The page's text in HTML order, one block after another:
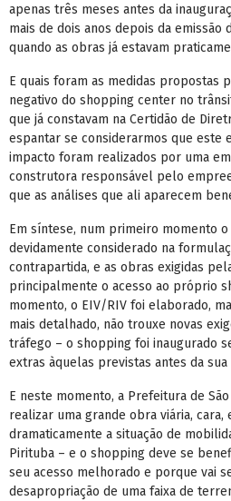
apenas três meses antes da
mais de dois anos depois da emissão
quando as obras já estavam
E quais foram as medidas propostas
negativo do shopping center no
que já constavam na Certidão de
espantar se considerarmos que este
impacto foram realizados por uma
construtora responsável pelo
que as análises que ali aparecem
Em síntese, num primeiro momento
devidamente considerado na
contrapartida, e as obras exigidas
principalmente o acesso ao próprio
momento, o EIV/RIV foi elaborado,
mais detalhado, não trouxe novas
tráfego – o shopping foi inaugurado
extras àquelas previstas antes da sua
E neste momento, a Prefeitura de
realizar uma grande obra viária,
dramaticamente a situação de
Pirituba – e o shopping deve se
seu acesso melhorado e porque vai
desapropriação de uma faixa de